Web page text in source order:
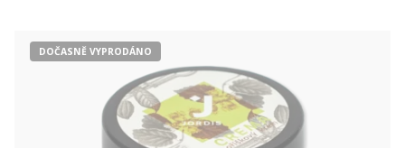
DOČASNĚ VYPRODÁNO